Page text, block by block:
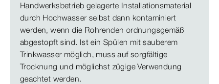
Handwerksbetrieb gelagerte Installationsmaterial
durch Hochwasser selbst dann kontaminiert
werden, wenn die Rohrenden ordnungsgemäß
abgestopft sind. Ist ein Spülen mit sauberem
Trinkwasser möglich, muss auf sorgfältige
Trocknung und möglichst zügige Verwendung
geachtet werden.